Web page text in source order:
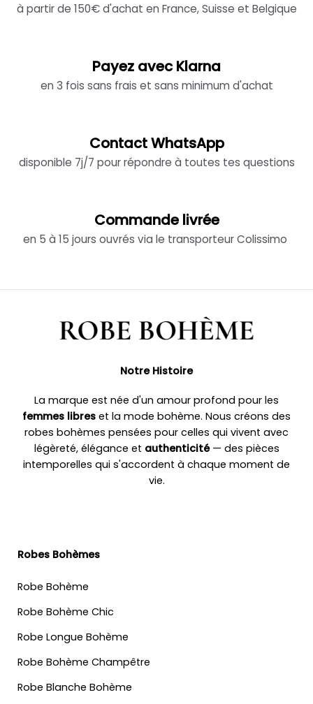
à partir de 150€ d'achat en France, Suisse et Belgique
Payez avec Klarna
en 3 fois sans frais et sans minimum d'achat
Contact WhatsApp
disponible 7j/7 pour répondre à toutes tes questions
Commande livrée
en 5 à 15 jours ouvrés via le transporteur Colissimo
Notre Histoire
La marque est née d'un amour profond pour les
femmes libres et la mode bohème. Nous créons des
robes bohèmes pensées pour celles qui vivent avec
légèreté, élégance et authenticité— des pièces
intemporelles qui s'accordent à chaque moment de
vie.
Robes Bohèmes
Robe Bohème
Robe Bohème Chic
Robe Longue Bohème
Robe Bohème Champêtre
Robe Blanche Bohème